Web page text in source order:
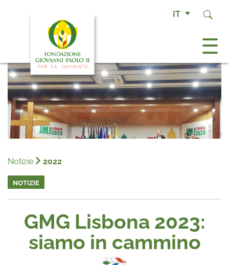
IT
Notizie 2022
NOTIZIE
GMG Lisbona 2023:
siamo in cammino